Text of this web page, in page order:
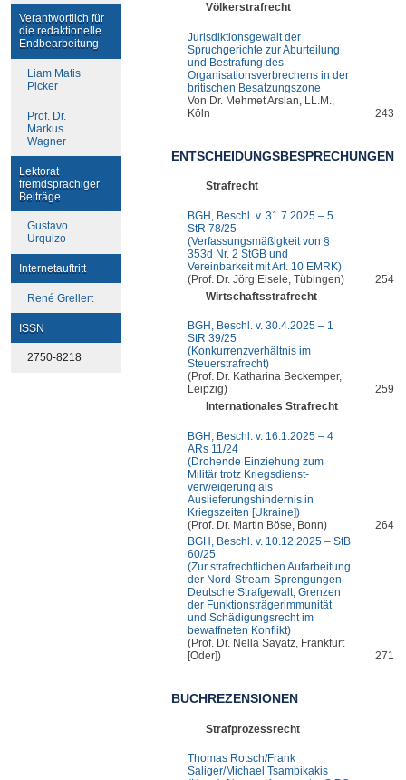
Verantwortlich für
die redaktionelle
Endbearbeitung
Liam Matis
Picker
Prof. Dr.
Markus
Wagner
Lektorat
fremdsprachiger
Beiträge
Gustavo
Urquizo
Internetauftritt
René Grellert
ISSN
2750-8218
Völkerstrafrecht
Jurisdiktionsgewalt der
Spruchgerichte zur Aburteilung
und Bestrafung des
Organisationsverbrechens in der
britischen Besatzungszone
Von Dr. Mehmet Arslan, LL.M.,
Köln
243
ENTSCHEIDUNGSBESPRECHUNGEN
Strafrecht
BGH, Beschl. v. 31.7.2025 – 5
StR 78/25
(Verfassungsmäßigkeit von §
353d Nr. 2 StGB und
Vereinbarkeit mit Art. 10 EMRK)
(Prof. Dr. Jörg Eisele, Tübingen)
254
Wirtschaftsstrafrecht
BGH, Beschl. v. 30.4.2025 – 1
StR 39/25
(Konkurrenzverhältnis im
Steuerstrafrecht)
(Prof. Dr. Katharina Beckemper,
Leipzig)
259
Internationales Strafrecht
BGH, Beschl. v. 16.1.2025 ‒ 4
ARs 11/24
(Drohende Einziehung zum
Militär trotz Kriegsdienst-
verweigerung als
Auslieferungshindernis in
Kriegszeiten [Ukraine])
(Prof. Dr. Martin Böse, Bonn)
264
BGH, Beschl. v. 10.12.2025 – StB
60/25
(Zur strafrechtlichen Aufarbeitung
der Nord-Stream-Sprengungen –
Deutsche Strafgewalt, Grenzen
der Funktionsträgerimmunität
und Schädigungsrecht im
bewaffneten Konflikt)
(Prof. Dr. Nella Sayatz, Frankfurt
[Oder])
271
BUCHREZENSIONEN
Strafprozessrecht
Thomas Rotsch/Frank
Saliger/Michael Tsambikakis